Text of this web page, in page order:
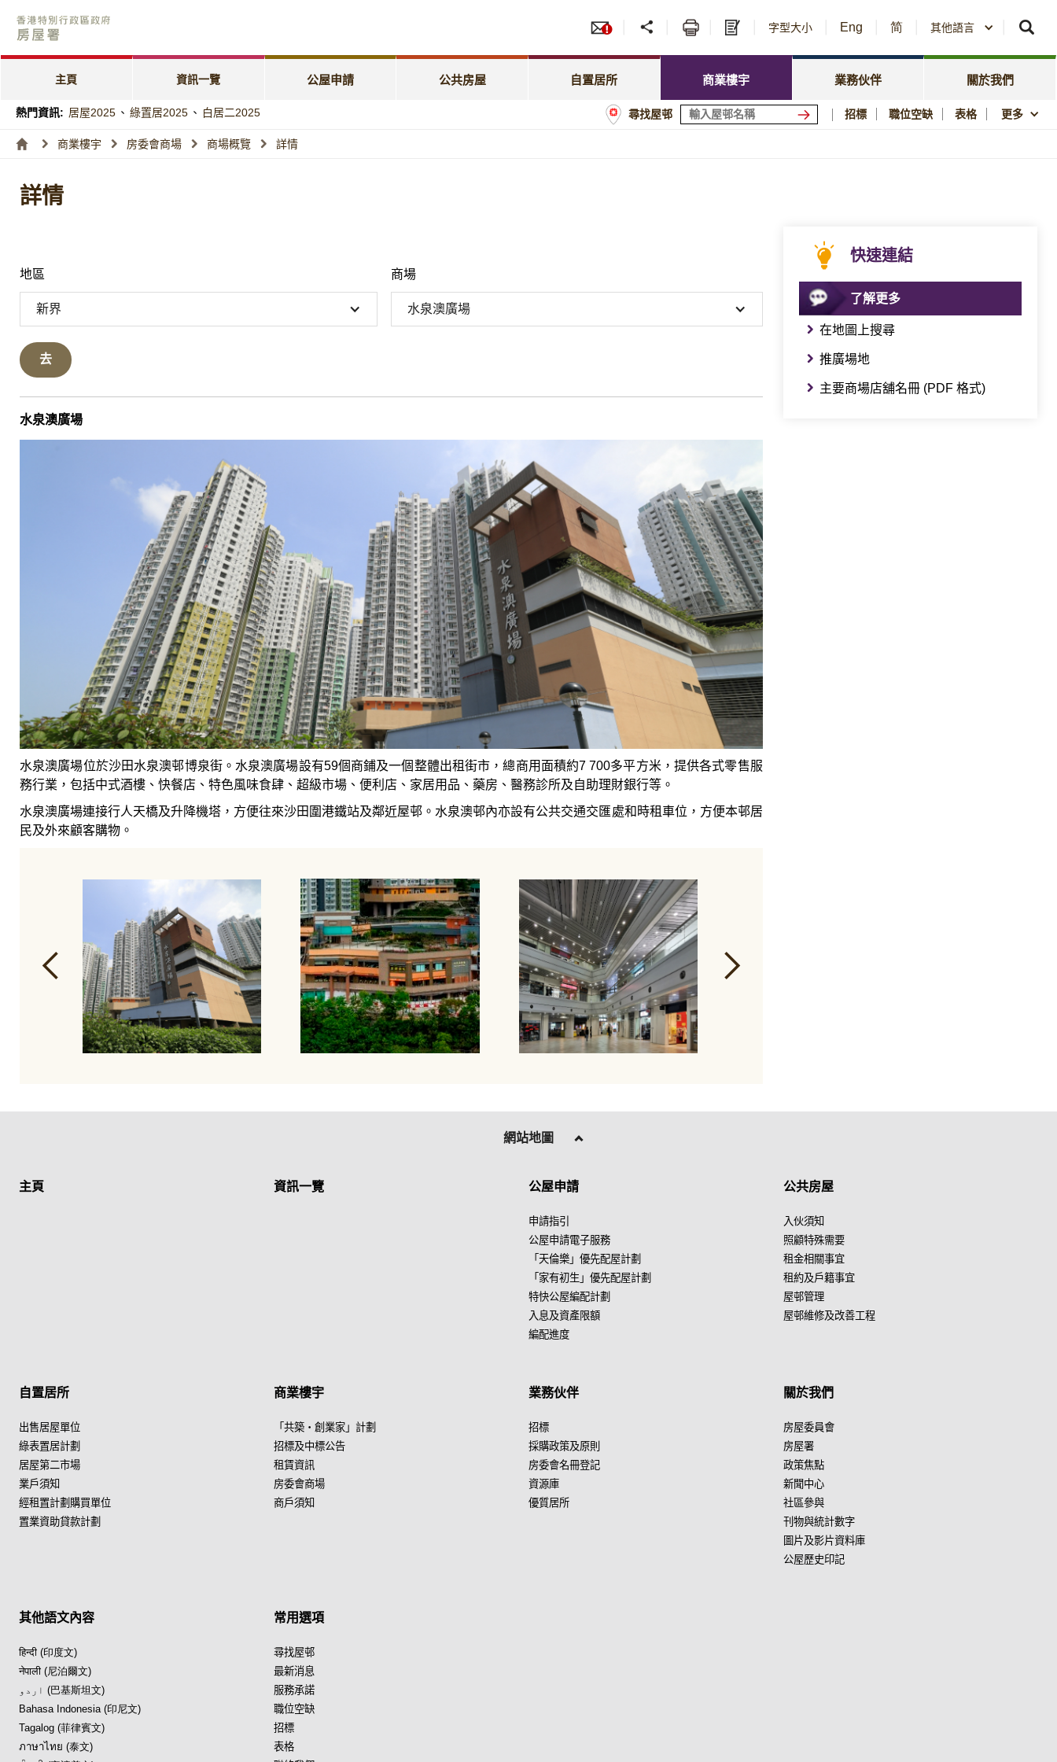
字型大小 Eng 简 其他語言
主頁 資訊一覽 公屋申請
「天倫樂」優先配屋計劃
公共房屋
租金相關事宜 自置居所
綠表置居計劃
居屋第二市場 商業樓宇
招標及中標公告
房委會商場
業務伙伴
房委會名冊登記
資源庫
優質居所
關於我們
新聞中心
社區參與
熱門資訊: 居屋2025 、 綠置居2025 、 白居二2025 尋找屋邨 招標 職位空缺 表格 更多
商業樓宇 房委會商場 商場概覽 詳情
詳情
地區
新界
商場
水泉澳廣場
去
水泉澳廣場
水泉澳廣場位於沙田水泉澳邨博泉街。水泉澳廣場設有59個商鋪及一個整體出租街市，總商用面積約7 700多平方米，提供各式零售服
務行業，包括中式酒樓、快餐店、特色風味食肆、超級市場、便利店、家居用品、藥房、醫務診所及自助理財銀行等。
水泉澳廣場連接行人天橋及升降機塔，方便往來沙田圍港鐵站及鄰近屋邨。水泉澳邨內亦設有公共交通交匯處和時租車位，方便本邨居
民及外來顧客購物。
快速連結
了解更多
在地圖上搜尋
推廣場地
主要商場店舖名冊 (PDF 格式)
網站地圖
主頁 資訊一覽 公屋申請
申請指引
公屋申請電子服務
「天倫樂」優先配屋計劃
「家有初生」優先配屋計劃
特快公屋編配計劃
入息及資產限額
編配進度
公共房屋
入伙須知
照顧特殊需要
租金相關事宜
租約及戶籍事宜
屋邨管理
屋邨維修及改善工程
自置居所
出售居屋單位
綠表置居計劃
居屋第二市場
業戶須知
經租置計劃購買單位
置業資助貸款計劃
商業樓宇
「共築・創業家」計劃
招標及中標公告
租賃資訊
房委會商場
商戶須知
業務伙伴
招標
採購政策及原則
房委會名冊登記
資源庫
優質居所
關於我們
房屋委員會
房屋署
政策焦點
新聞中心
社區參與
刊物與統計數字
圖片及影片資料庫
公屋歷史印記
其他語文內容
हिन्दी (印度文)
नेपाली (尼泊爾文)
اردو (巴基斯坦文)
Bahasa Indonesia (印尼文)
Tagalog (菲律賓文)
ภาษาไทย (泰文)
常用選項
尋找屋邨
最新消息
服務承諾
職位空缺
招標
表格